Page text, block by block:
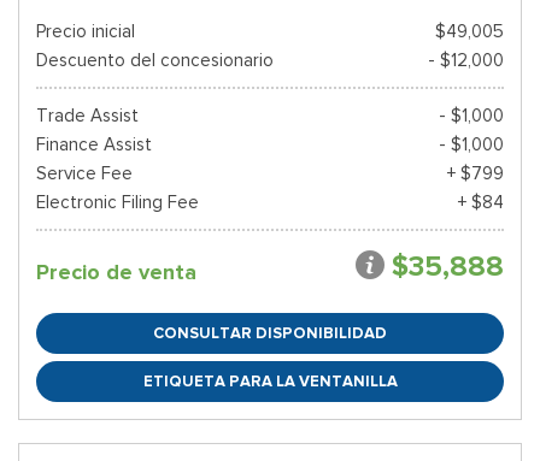
Precio inicial
$49,005
Descuento del concesionario
- $12,000
Trade Assist
- $1,000
Finance Assist
- $1,000
Service Fee
+ $799
Electronic Filing Fee
+ $84
Precio de venta $35,888
CONSULTAR DISPONIBILIDAD
ETIQUETA PARA LA VENTANILLA